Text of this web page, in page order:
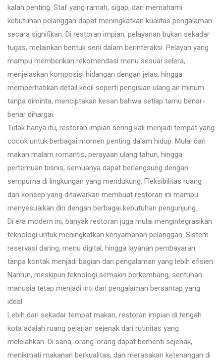
kalah penting. Staf yang ramah, sigap, dan memahami
kebutuhan pelanggan dapat meningkatkan kualitas pengalaman
secara signifikan. Di restoran impian, pelayanan bukan sekadar
tugas, melainkan bentuk seni dalam berinteraksi. Pelayan yang
mampu memberikan rekomendasi menu sesuai selera,
menjelaskan komposisi hidangan dengan jelas, hingga
memperhatikan detail kecil seperti pengisian ulang air minum
tanpa diminta, menciptakan kesan bahwa setiap tamu benar-
benar dihargai.
Tidak hanya itu, restoran impian sering kali menjadi tempat yang
cocok untuk berbagai momen penting dalam hidup. Mulai dari
makan malam romantis, perayaan ulang tahun, hingga
pertemuan bisnis, semuanya dapat berlangsung dengan
sempurna di lingkungan yang mendukung. Fleksibilitas ruang
dan konsep yang ditawarkan membuat restoran ini mampu
menyesuaikan diri dengan berbagai kebutuhan pengunjung.
Di era modern ini, banyak restoran juga mulai mengintegrasikan
teknologi untuk meningkatkan kenyamanan pelanggan. Sistem
reservasi daring, menu digital, hingga layanan pembayaran
tanpa kontak menjadi bagian dari pengalaman yang lebih efisien.
Namun, meskipun teknologi semakin berkembang, sentuhan
manusia tetap menjadi inti dari pengalaman bersantap yang
ideal.
Lebih dari sekadar tempat makan, restoran impian di tengah
kota adalah ruang pelarian sejenak dari rutinitas yang
melelahkan. Di sana, orang-orang dapat berhenti sejenak,
menikmati makanan berkualitas, dan merasakan ketenangan di